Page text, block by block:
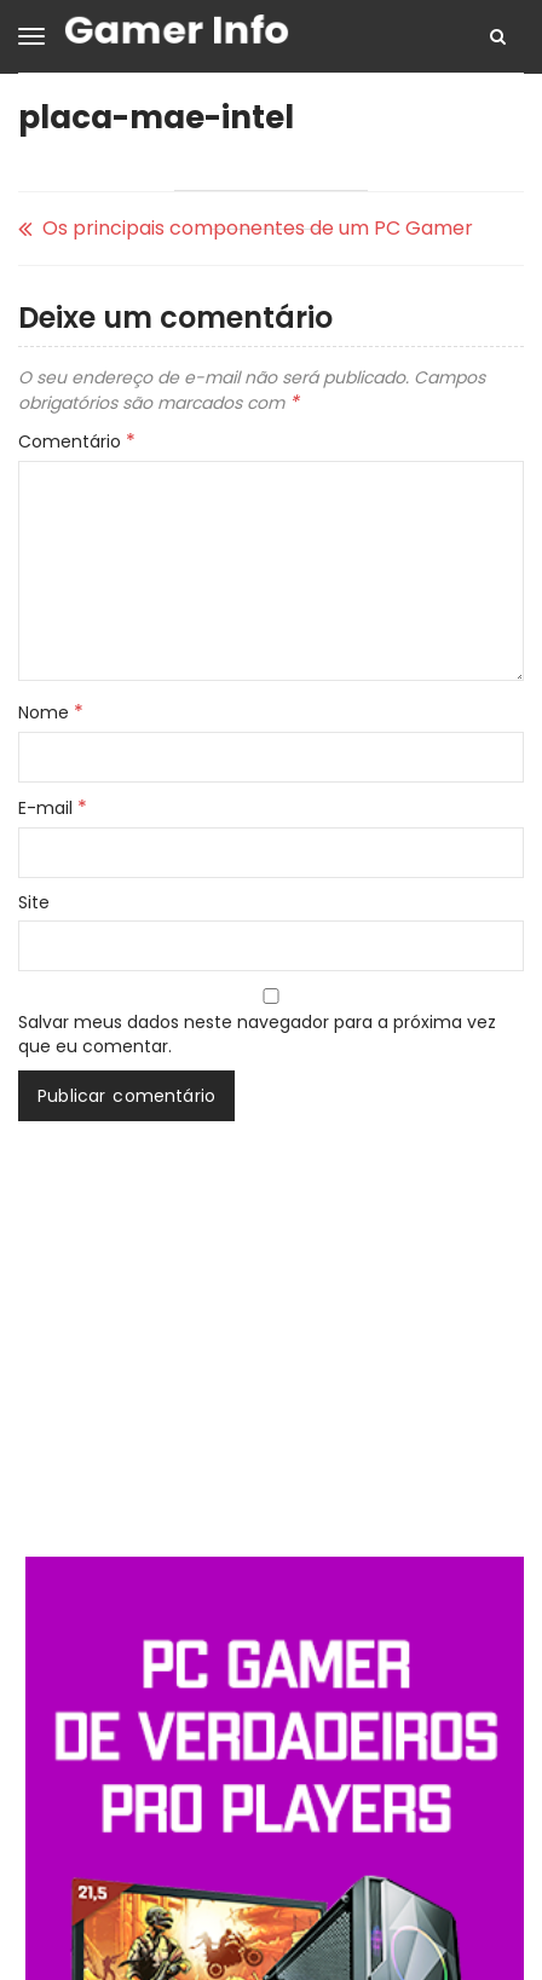
placa-mae-intel
Os principais componentes de um PC Gamer
Deixe um comentário
O seu endereço de e-mail não será publicado. Campos
obrigatórios são marcados com *
Comentário *
Nome *
E-mail *
Site
Salvar meus dados neste navegador para a próxima vez
que eu comentar.